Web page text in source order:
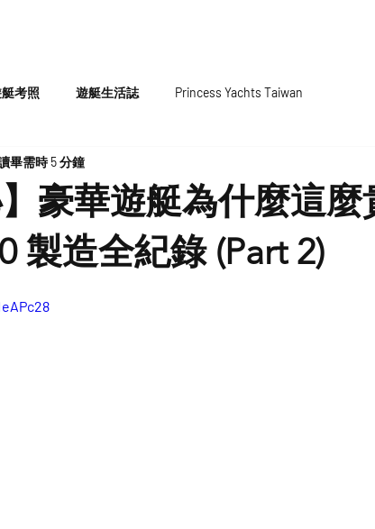
考照 遊艇生活誌 Princess Yachts Taiwan
】豪華遊艇為什麼這麼
製造全紀錄 (Part 2)
畢需時 5 分鐘